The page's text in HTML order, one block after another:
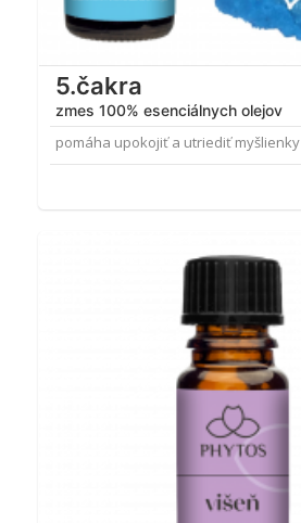
5.čakra
zmes 100% esenciálnych olejov
pomáha upokojiť a utriediť myšlienky